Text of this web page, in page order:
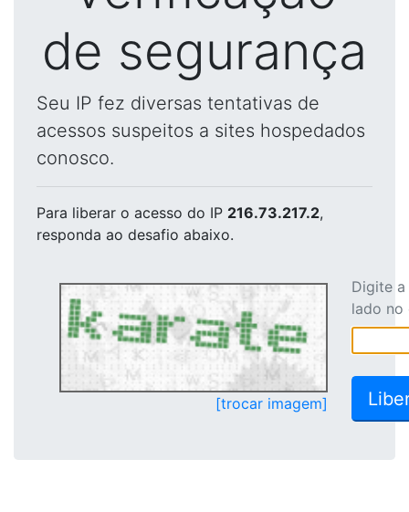
de segurança
Seu IP fez diversas tentativas de
acessos suspeitos a sites hospedados
conosco.
Para liberar o acesso do IP 216.73.217.2,
responda ao desafio abaixo.
[trocar imagem]
Digite
lado no